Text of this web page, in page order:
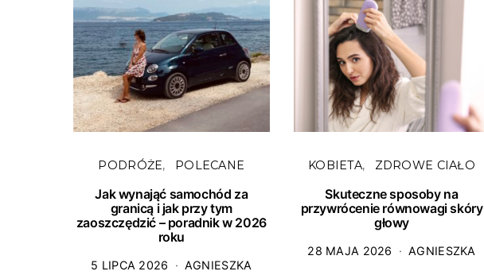
PODRÓŻE POLECANE
Jak wynająć samochód za
granicą i jak przy tym
zaoszczędzić – poradnik w 2026
roku
5 LIPCA 2026 AGNIESZKA
KOBIETA ZDROWE CIAŁO
Skuteczne sposoby na
przywrócenie równowagi skóry
głowy
28 MAJA 2026 AGNIESZKA